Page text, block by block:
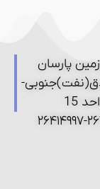
پارسان